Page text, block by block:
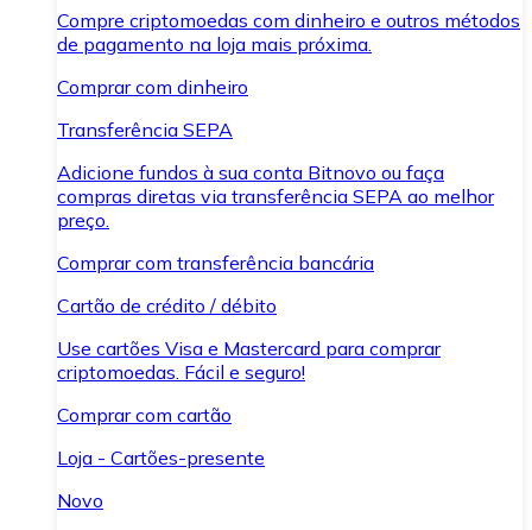
Compre criptomoedas com dinheiro e outros métodos
de pagamento na loja mais próxima.
Comprar com dinheiro
Transferência SEPA
Adicione fundos à sua conta Bitnovo ou faça
compras diretas via transferência SEPA ao melhor
preço.
Comprar com transferência bancária
Cartão de crédito / débito
Use cartões Visa e Mastercard para comprar
criptomoedas. Fácil e seguro!
Comprar com cartão
Loja - Cartões-presente
Novo